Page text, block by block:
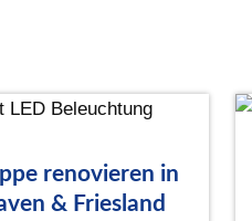
renovieren in
& Friesland